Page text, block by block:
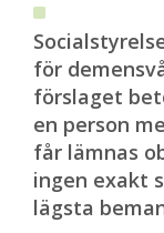
för
förslaget
en person
får lämnas
ingen exakt
lägsta